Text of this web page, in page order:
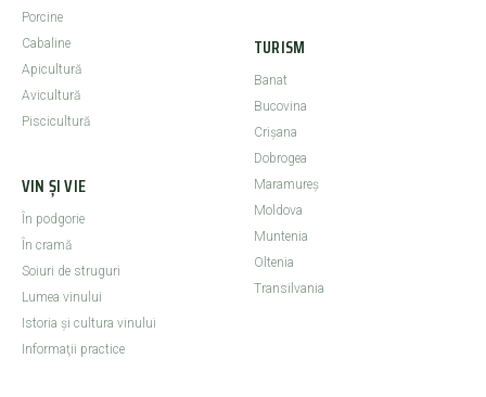
Porcine
Cabaline
Apicultură
Avicultură
Piscicultură
VIN ȘI VIE
În podgorie
În cramă
Soiuri de struguri
Lumea vinului
Istoria şi cultura vinului
Informaţii practice
TURISM
Banat
Bucovina
Crişana
Dobrogea
Maramureş
Moldova
Muntenia
Oltenia
Transilvania